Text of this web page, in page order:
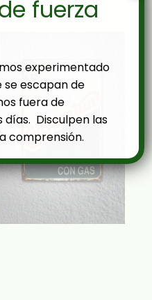
fuerza
experimentado
se escapan de
fuera de
Disculpen las
comprensión.